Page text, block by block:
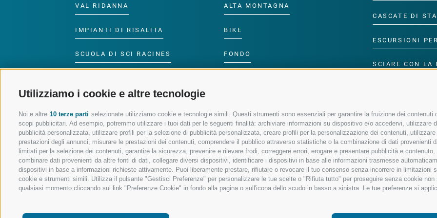
Utilizziamo i cookie e altre tecnologie
Noi e altre 10 terze parti selezionate utilizziamo cookie e tecnologie simili. Questi strumenti sono essenziali per garantire la fruizione dei
scopi pubblicitari. Ad esempio, potremmo utilizzare i tuoi dati per le seguenti finalità: archiviare informazioni su dispositivo e/o accedervi, utilizzare
pubblicità personalizzata, utilizzare profili per la selezione di pubblicità personalizzata, creare profili per la personalizzazione dei contenuti,
prestazioni degli annunci, misurare le prestazioni dei contenuti, comprendere il pubblico attraverso statistiche o la combinazione di dati
limitati per la selezione dei contenuti, garantire la sicurezza, prevenire e rilevare frodi, correggere errori, erogare e presentare pubblicità e
combinare dati provenienti da altre fonti di dati, collegare diversi dispositivi, identificare i dispositivi in base alle informazioni trasmesse
dispositivi in base a informazioni richieste attivamente. Puoi liberamente prestare, rifiutare o revocare il tuo consenso senza incorrere in
cookie e strumenti simili. Utilizza il pulsante "Gestisci Preferenze" per personalizzare le tue scelte o "Rifiuta tutto" per proseguire senza cookie
qualsiasi momento cliccando sul link "Preferenze Cookie" in fondo alla pagina o sull'icona dello scudo in basso a sinistra. Le tue preferenze si
VAL RIDANNA
IMPIANTI DI RISALITA
SCUOLA DI SCI RACINES
RACINES
ALTA MONTAGNA
BIKE
FONDO
CASCATE DI
ESCURSIONI
SCIARE CON LA
SEGUICI SUI SOCIAL